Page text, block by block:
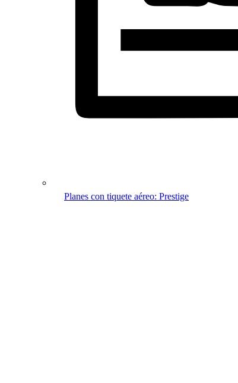
Planes con tiquete aéreo: Prestige